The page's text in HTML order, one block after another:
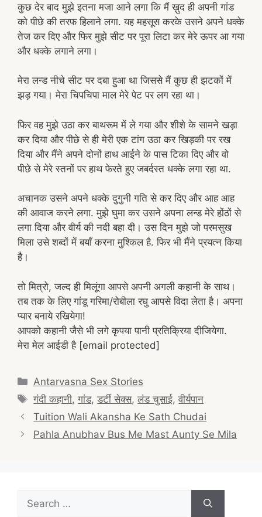
कुछ देर बाद मुझे इतना मजा आने लगा कि मैं ख़ुद ही अपनी गांड
को पीछे की तरफ हिलाने लगा. यह महसूस करके उसने अपने धक्के
तेज कर दिए और फिर मुझे सीट पर पूरा लिटा कर मेरे ऊपर आ गया
और धक्के लगाने लगा।
मेरा लन्ड नीचे सीट पर दबा हुआ था जिससे मैं कुछ ही झटकों में
झड़ गया। मेरा चिपचिपा माल मेरे पेट पर लग रहा था।
फिर वह मुझे उठा कर बाथरूम में ले गया और शीशे के सामने खड़ा
कर दिया और पीछे से ही मेरी एक टांग उठा कर खिड़की पर रख
दिया और मैंने अपने दोनों हाथ आईने के पास टिका दिए और वो
पीछे से मेरे स्तनों पर हाथ फेरते हुए जबर्दस्त धक्के लगा रहा था.
अचानक उसने अपने धक्के दुगुनी गति से कर दिए और आह आह
की आवाज करने लगा. मुझे घुमा कर उसने अपना लन्ड मेरे होंठों से
लगा दिया और वीर्य की नदी बहा दी। उस दिन मुझे जो परमसुख
मिला उसे शब्दों में बयाँ करना मुश्किल है. फिर भी मैंने प्रयत्न किया
है।
तो मित्रो, जल्द ही मिलूंगा आपसे अपनी अगली कहानी के साथ।
तब तक के लिए गांडू गरिमा/रोबीला रघु आपसे विदा लेता है। अपना
प्यार बनाये रखियेगा!
आपको कहानी जैसे भी लगे कृपया पानी प्रतिक्रिया दीजियेगा.
मेरा मेल आईडी है [email protected]
Categories
Antarvasna Sex Stories
Tags
गंदी कहानी,गांड,डर्टी सेक्स,लंड चुसाई,वीर्यपान
Post
navigation
Tuition Wali Akansha Ke Sath Chudai
Pahla Anubhav Bus Me Mast Aunty Se Mila
for: